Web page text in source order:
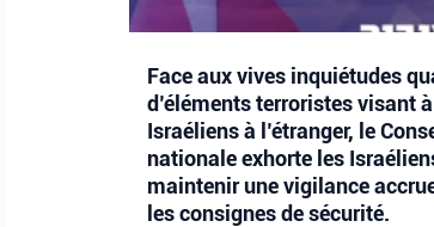
Face aux vives inquiétudes
d’éléments terroristes visant
Israéliens à l’étranger, le
nationale exhorte les
maintenir une vigilance
les consignes de sécurité.